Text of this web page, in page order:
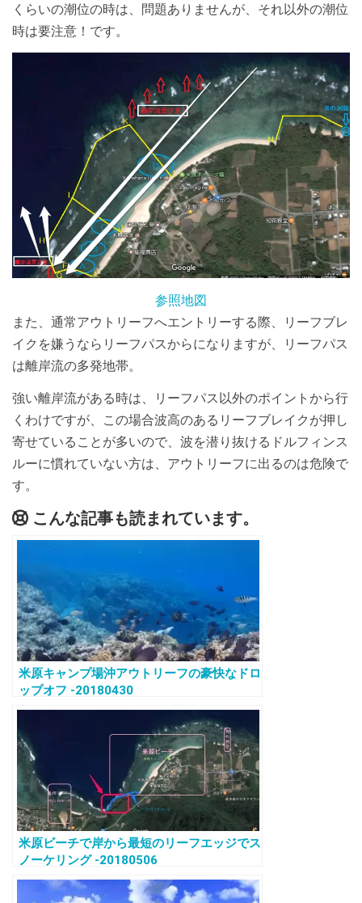
くらいの潮位の時は、問題ありませんが、それ以外の潮位
時は要注意！です。
参照地図
また、通常アウトリーフへエントリーする際、リーフブレ
イクを嫌うならリーフパスからになりますが、リーフパス
は離岸流の多発地帯。
強い離岸流がある時は、リーフパス以外のポイントから行
くわけですが、この場合波高のあるリーフブレイクが押し
寄せていることが多いので、波を潜り抜けるドルフィンス
ルーに慣れていない方は、アウトリーフに出るのは危険で
す。
こんな記事も読まれています。
米原キャンプ場沖アウトリーフの豪快なドロ
ップオフ -20180430
米原ビーチで岸から最短のリーフエッジでス
ノーケリング -20180506